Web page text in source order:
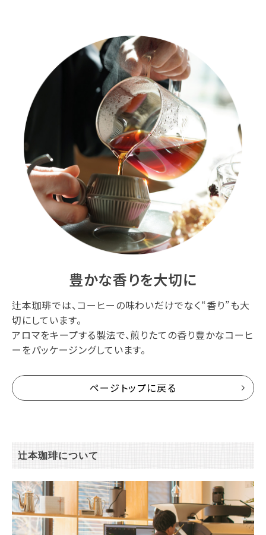
豊かな香りを大切に
辻本珈琲では、コーヒーの味わいだけでなく“香り”も大
切にしています。
アロマをキープする製法で、煎りたての香り豊かなコーヒ
ーをパッケージングしています。
ページトップに戻る
辻本珈琲について